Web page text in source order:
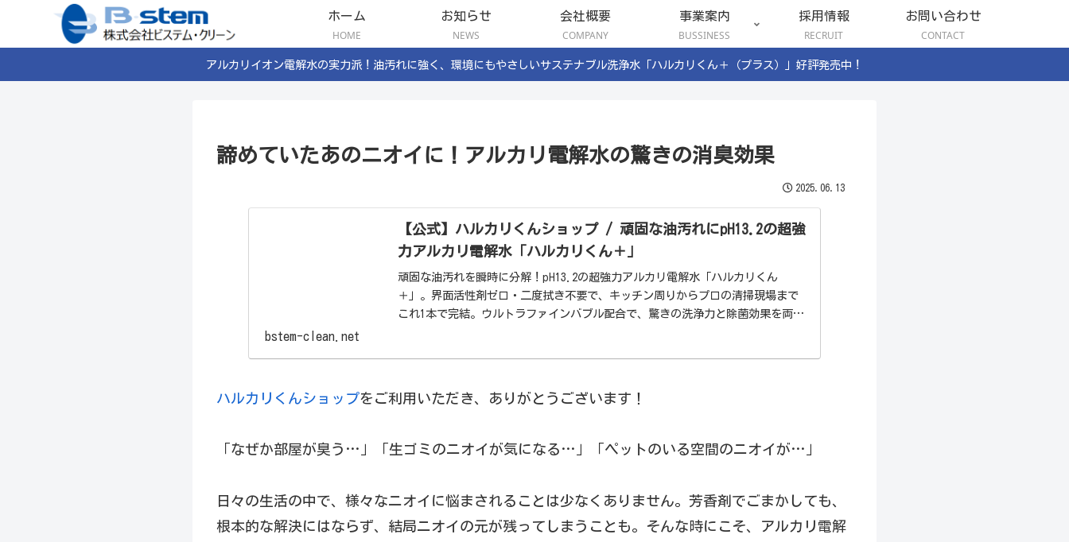
ホーム
HOME
お知らせ
NEWS
会社概要
COMPANY
事業案内
BUSSINESS
採用情報
RECRUIT
お問い合わせ
CONTACT
アルカリイオン電解水の実力派！油汚れに強く、環境にもやさしいサステナブル洗浄水「ハルカリくん＋（プラス）」好評発売中！
諦めていたあのニオイに！アルカリ電解水の驚きの消臭効果
2025.06.13
【公式】ハルカリくんショップ / 頑固な油汚れにpH13.2の超強
力アルカリ電解水「ハルカリくん＋」
頑固な油汚れを瞬時に分解！pH13.2の超強力アルカリ電解水「ハルカリくん
＋」。界面活性剤ゼロ・二度拭き不要で、キッチン周りからプロの清掃現場まで
これ1本で完結。ウルトラファインバブル配合で、驚きの洗浄力と除菌効果を両立
bstem-clean.net
ハルカリくんショップをご利用いただき、ありがとうございます！
「なぜか部屋が臭う…」「生ゴミのニオイが気になる…」「ペットのいる空間のニオイが…」
日々の生活の中で、様々なニオイに悩まされることは少なくありません。芳香剤でごまかしても、
根本的な解決にはならず、結局ニオイの元が残ってしまうことも。そんな時にこそ、アルカリ電解